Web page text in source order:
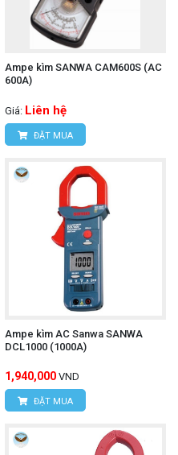
Ampe kìm SANWA CAM600S (AC
600A)
Giá: Liên hệ
ĐẶT MUA
Ampe kìm AC Sanwa SANWA
DCL1000 (1000A)
1,940,000 VND
ĐẶT MUA